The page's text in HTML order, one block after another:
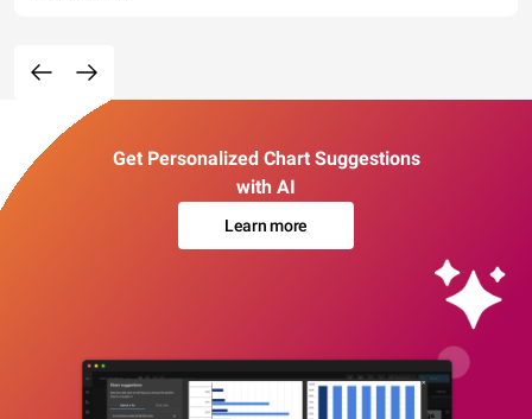
Get Personalized Chart Suggestions
with AI
Learn more